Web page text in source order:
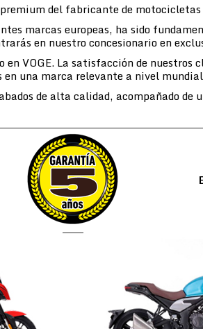
del fabricante de
marcas europeas, ha sido
en nuestro concesionario en
VOGE. La satisfacción de
en una marca relevante a nivel
de alta calidad, acompañado de